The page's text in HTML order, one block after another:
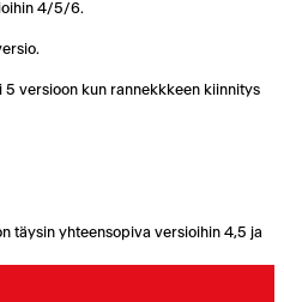
4/5/6.
5 versioon kun rannekkkeen kiinnitys
täysin yhteensopiva versioihin 4,5 ja